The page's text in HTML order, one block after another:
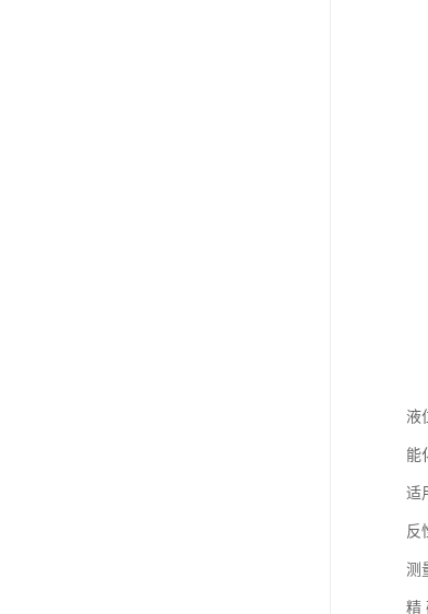
液
能
适
反
测
精